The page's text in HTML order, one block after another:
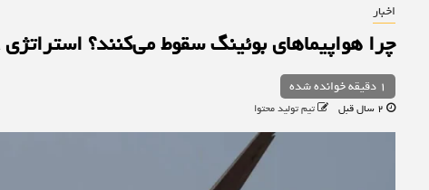
اخبار
چرا هواپیماهای بوئینگ سقوط می‌کنند؟
1 دقیقه خوانده شده
تیم تولید محتوا